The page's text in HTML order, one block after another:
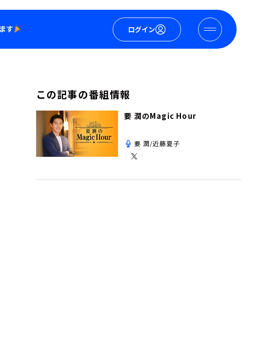
ログイン
この記事の番組情報
要 潤のMagic Hour
要 潤/近藤夏子